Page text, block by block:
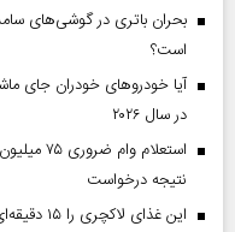
است؟
آیا خودروهای خودران جای
در سال ۲۰۲۶
نتیجه درخواست
این غذای لاکچری را ۱۵ دقیقه‌ای آماده کنید